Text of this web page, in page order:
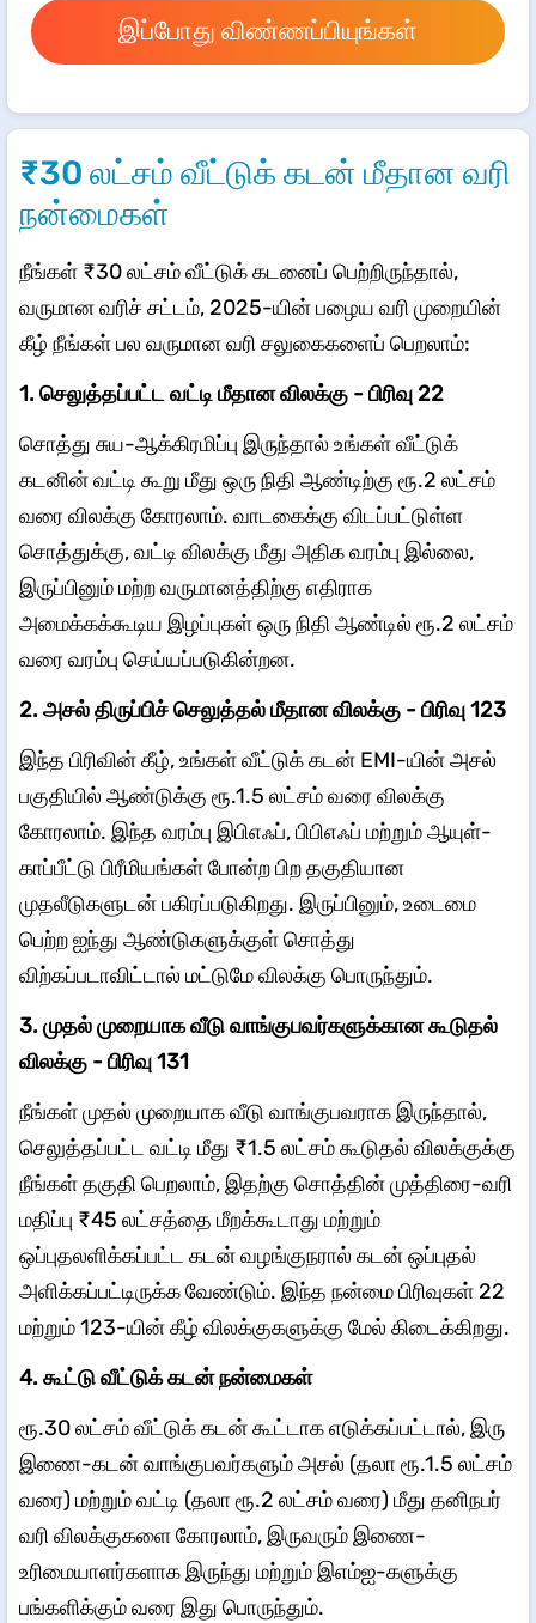
இப்போது விண்ணப்பியுங்கள்
₹30 லட்சம் வீட்டுக் கடன் மீதான வரி
நன்மைகள்
நீங்கள் ₹30 லட்சம் வீட்டுக் கடனைப் பெற்றிருந்தால்,
வருமான வரிச் சட்டம், 2025-யின் பழைய வரி முறையின்
கீழ் நீங்கள் பல வருமான வரி சலுகைகளைப் பெறலாம்:
1. செலுத்தப்பட்ட வட்டி மீதான விலக்கு - பிரிவு 22
சொத்து சுய-ஆக்கிரமிப்பு இருந்தால் உங்கள் வீட்டுக்
கடனின் வட்டி கூறு மீது ஒரு நிதி ஆண்டிற்கு ரூ.2 லட்சம்
வரை விலக்கு கோரலாம். வாடகைக்கு விடப்பட்டுள்ள
சொத்துக்கு, வட்டி விலக்கு மீது அதிக வரம்பு இல்லை,
இருப்பினும் மற்ற வருமானத்திற்கு எதிராக
அமைக்கக்கூடிய இழப்புகள் ஒரு நிதி ஆண்டில் ரூ.2 லட்சம்
வரை வரம்பு செய்யப்படுகின்றன.
2. அசல் திருப்பிச் செலுத்தல் மீதான விலக்கு - பிரிவு 123
இந்த பிரிவின் கீழ், உங்கள் வீட்டுக் கடன் EMI-யின் அசல்
பகுதியில் ஆண்டுக்கு ரூ.1.5 லட்சம் வரை விலக்கு
கோரலாம். இந்த வரம்பு இபிஎஃப், பிபிஎஃப் மற்றும் ஆயுள்-
காப்பீட்டு பிரீமியங்கள் போன்ற பிற தகுதியான
முதலீடுகளுடன் பகிரப்படுகிறது. இருப்பினும், உடைமை
பெற்ற ஐந்து ஆண்டுகளுக்குள் சொத்து
விற்கப்படாவிட்டால் மட்டுமே விலக்கு பொருந்தும்.
3. முதல் முறையாக வீடு வாங்குபவர்களுக்கான கூடுதல்
விலக்கு - பிரிவு 131
நீங்கள் முதல் முறையாக வீடு வாங்குபவராக இருந்தால்,
செலுத்தப்பட்ட வட்டி மீது ₹1.5 லட்சம் கூடுதல் விலக்குக்கு
நீங்கள் தகுதி பெறலாம், இதற்கு சொத்தின் முத்திரை-வரி
மதிப்பு ₹45 லட்சத்தை மீறக்கூடாது மற்றும்
ஒப்புதலளிக்கப்பட்ட கடன் வழங்குநரால் கடன் ஒப்புதல்
அளிக்கப்பட்டிருக்க வேண்டும். இந்த நன்மை பிரிவுகள் 22
மற்றும் 123-யின் கீழ் விலக்குகளுக்கு மேல் கிடைக்கிறது.
4. கூட்டு வீட்டுக் கடன் நன்மைகள்
ரூ.30 லட்சம் வீட்டுக் கடன் கூட்டாக எடுக்கப்பட்டால், இரு
இணை-கடன் வாங்குபவர்களும் அசல் (தலா ரூ.1.5 லட்சம்
வரை) மற்றும் வட்டி (தலா ரூ.2 லட்சம் வரை) மீது தனிநபர்
வரி விலக்குகளை கோரலாம், இருவரும் இணை-
உரிமையாளர்களாக இருந்து மற்றும் இஎம்ஐ-களுக்கு
பங்களிக்கும் வரை இது பொருந்தும்.